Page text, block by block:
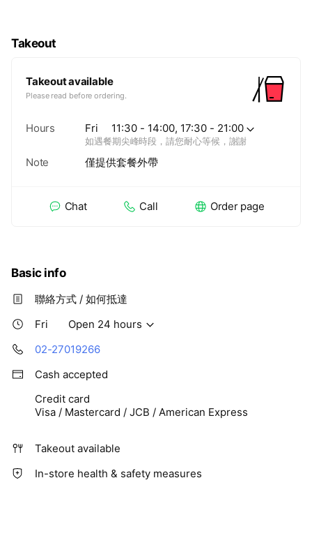
Takeout
Takeout available
Please read before ordering.
Hours Fri 11:30 - 14:00, 17:30 - 21:00
如遇餐期尖峰時段，請您耐心等候，謝謝
Note 僅提供套餐外帶
Chat Call Order page
Basic info
聯絡方式 / 如何抵達
Fri
Open 24 hours
02-27019266
Cash accepted
Credit card
Visa / Mastercard / JCB / American Express
Takeout available
In-store health & safety measures